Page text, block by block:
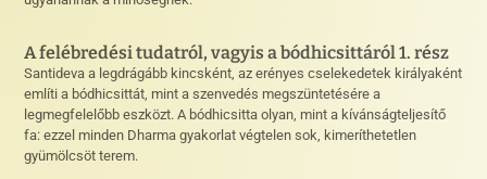
A felébredési tudatról, vagyis a bódhicsittáról 1. rész
Santideva a legdrágább kincsként, az erényes cselekedetek királyaként
említi a bódhicsittát, mint a szenvedés megszüntetésére a
legmegfelelőbb eszközt. A bódhicsitta olyan, mint a kívánságteljesítő
fa: ezzel minden Dharma gyakorlat végtelen sok, kimeríthetetlen
gyümölcsöt terem.